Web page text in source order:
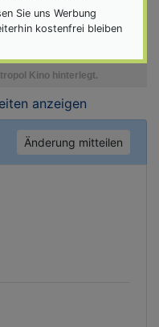
Sie uns Werbung
kostenfrei bleiben
anzeigen
Änderung mitteilen